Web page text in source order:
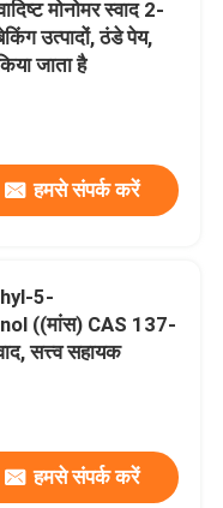
मोनोमर स्वाद 2-
उत्पादों, ठंडे पेय,
जाता है
हमसे संपर्क करें
5-
((मांस) CAS 137-
सत्त्व सहायक
हमसे संपर्क करें